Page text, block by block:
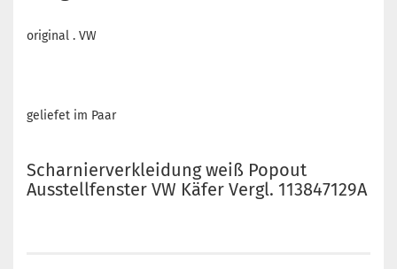
original . VW
geliefet im Paar
Scharnierverkleidung weiß Popout
Ausstellfenster VW Käfer Vergl. 113847129A